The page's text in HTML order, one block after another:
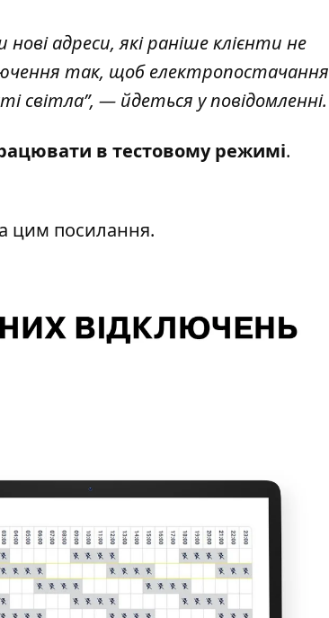
адреси, які раніше клієнти не
так, щоб електропостачання
світла”, — йдеться у повідомленні.
в тестовому режимі.
цим посилання.